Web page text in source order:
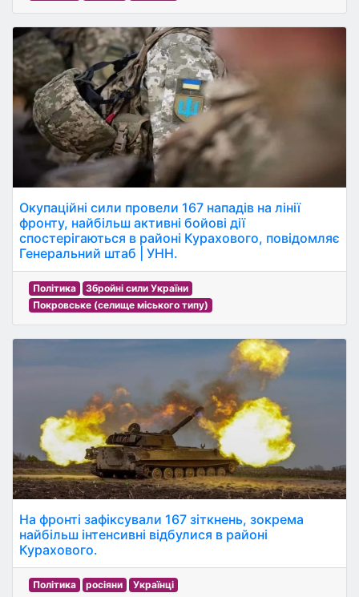
Окупаційні сили провели 167 нападів на лінії
фронту, найбільш активні бойові дії
спостерігаються в районі Курахового, повідомляє
Генеральний штаб | УНН.
Політика
Збройні сили України
Покровське (селище міського типу)
На фронті зафіксували 167 зіткнень, зокрема
найбільш інтенсивні відбулися в районі
Курахового.
Політика росіяни Українці